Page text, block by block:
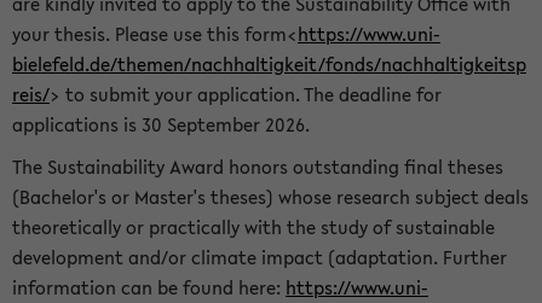
your thesis. Please use this form<https://www.uni-
bielefeld.de/themen/nachhaltigkeit/fonds/nachhaltigkeitsp
reis/> to submit your application. The deadline for
applications is 30 September 2026.
The Sustainability Award honors outstanding final theses
(Bachelor's or Master's theses) whose research subject deals
theoretically or practically with the study of sustainable
development and/or climate impact (adaptation. Further
information can be found here: https://www.uni-